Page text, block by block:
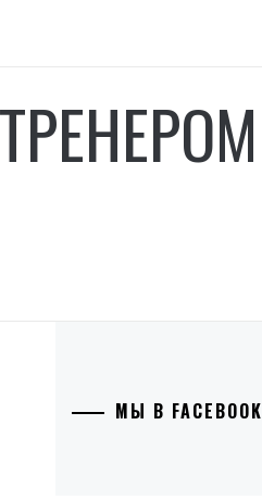
МЫ В FACEBOOK